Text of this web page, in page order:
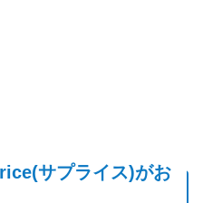
サプライス)がお